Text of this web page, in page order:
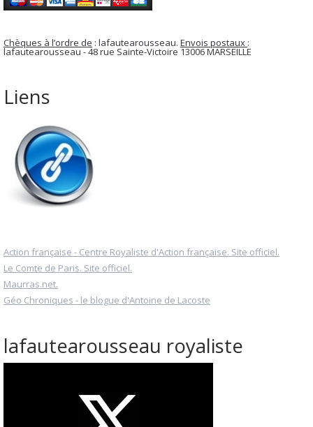
Chèques à l’ordre de : lafautearousseau. Envois postaux :
lafautearousseau - 48 rue Sainte-Victoire 13006 MARSEILLE
Liens
Action française - Centre Royaliste d'Action française. Site officiel.
Le Comte de Paris. Site officiel.
Maurras.net.
Géo Chroniques - le blogue d'Antoine de Lacoste
lafautearousseau royaliste